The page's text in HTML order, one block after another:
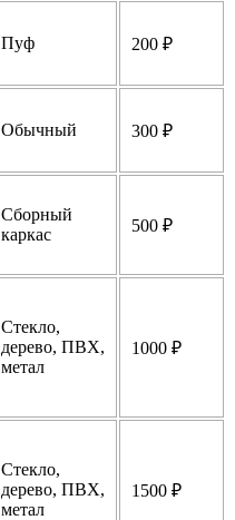
Пуф 200 ₽
Обычный 300 ₽
Сборный
каркас
500 ₽
Стекло,
дерево, ПВХ,
метал
1000 ₽
Стекло,
дерево, ПВХ,
метал
1500 ₽